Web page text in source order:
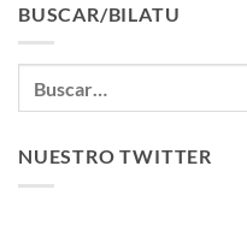
BUSCAR/BILATU
NUESTRO TWITTER